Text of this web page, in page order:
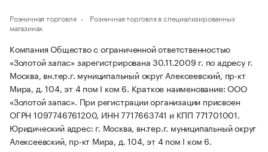
Розничная торговля
Розничная торговля в специализированных
магазинах
Компания Общество с ограниченной ответственностью
«Золотой запас» зарегистрирована 30.11.2009 г. по адресу г.
Москва, вн.тер.г. муниципальный округ Алексеевский, пр-кт
Мира, д. 104, эт 4 пом I ком 6. Краткое наименование: ООО
«Золотой запас». При регистрации организации присвоен
ОГРН 1097746761200, ИНН 7717663741 и КПП 771701001.
Юридический адрес: г. Москва, вн.тер.г. муниципальный округ
Алексеевский, пр-кт Мира, д. 104, эт 4 пом I ком 6.